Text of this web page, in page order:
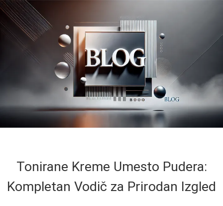
Tonirane Kreme Umesto Pudera:
Kompletan Vodič za Prirodan Izgled